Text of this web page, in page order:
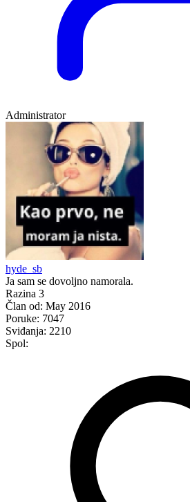
Administrator
hyde_sb
Ja sam se dovoljno namorala.
Razina 3
Član od: May 2016
Poruke: 7047
Sviđanja: 2210
Spol: